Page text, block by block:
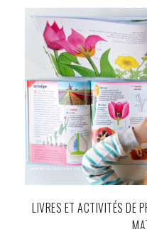
LIVRES ET ACTIVITÉS DE